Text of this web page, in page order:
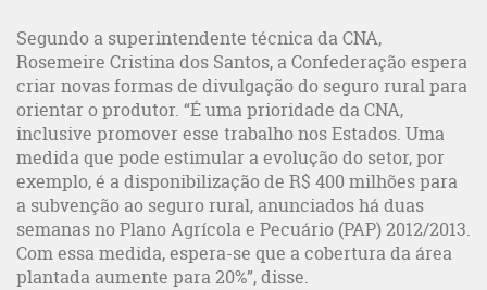
Segundo a superintendente técnica da CNA,
Rosemeire Cristina dos Santos, a Confederação espera
criar novas formas de divulgação do seguro rural para
orientar o produtor. “É uma prioridade da CNA,
inclusive promover esse trabalho nos Estados. Uma
medida que pode estimular a evolução do setor, por
exemplo, é a disponibilização de R$ 400 milhões para
a subvenção ao seguro rural, anunciados há duas
semanas no Plano Agrícola e Pecuário (PAP) 2012/2013.
Com essa medida, espera-se que a cobertura da área
plantada aumente para 20%”, disse.